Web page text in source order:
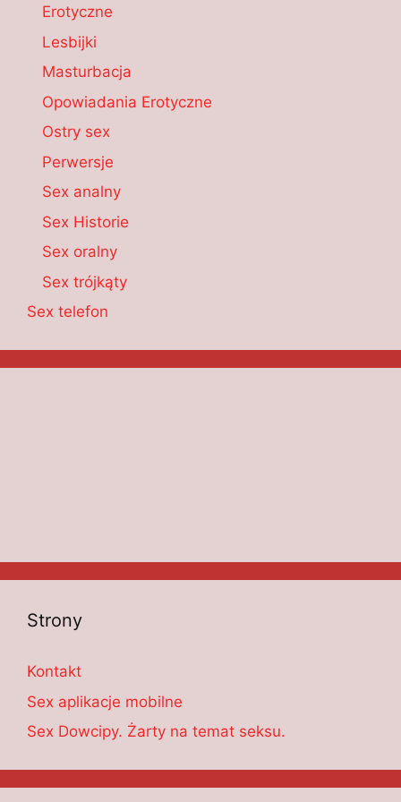
Erotyczne
Lesbijki
Masturbacja
Opowiadania Erotyczne
Ostry sex
Perwersje
Sex analny
Sex Historie
Sex oralny
Sex trójkąty
Sex telefon
Strony
Kontakt
Sex aplikacje mobilne
Sex Dowcipy. Żarty na temat seksu.